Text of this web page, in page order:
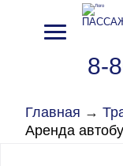
8-
Главная →
Аренда